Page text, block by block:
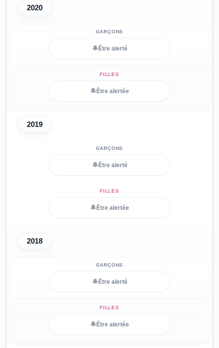
2020
🔔 Être alerté
🔔 Être alertée
2019
🔔 Être alerté
🔔 Être alertée
2018
🔔 Être alerté
🔔 Être alertée